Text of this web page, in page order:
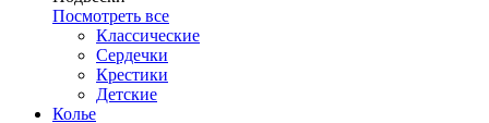
Посмотреть все
Классические
Сердечки
Крестики
Детские
Колье